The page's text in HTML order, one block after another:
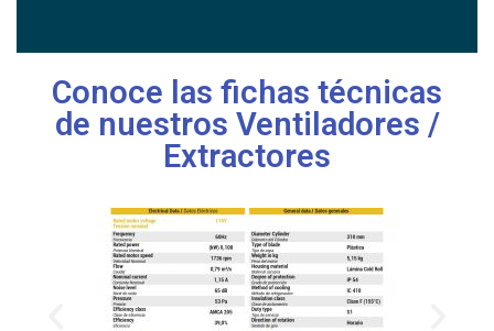
Conoce las fichas técnicas
de nuestros Ventiladores /
Extractores